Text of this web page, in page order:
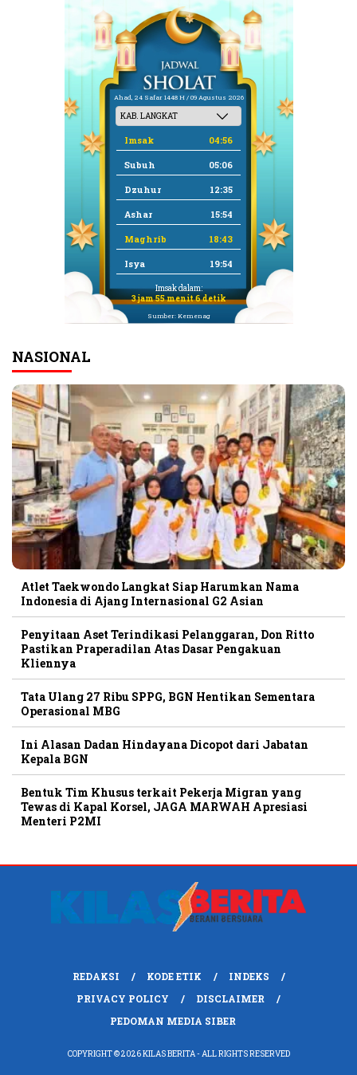
Ahad, 24 Safar 1448 H / 09 Agustus 2026
Imsak 04:56
Subuh 05:06
Dzuhur 12:35
Ashar 15:54
Maghrib 18:43
Isya 19:54
Imsak dalam:
3 jam 55 menit 6 detik
Sumber: Kemenag
NASIONAL
Atlet Taekwondo Langkat Siap Harumkan Nama
Indonesia di Ajang Internasional G2 Asian
Penyitaan Aset Terindikasi Pelanggaran, Don Ritto
Pastikan Praperadilan Atas Dasar Pengakuan
Kliennya
Tata Ulang 27 Ribu SPPG, BGN Hentikan Sementara
Operasional MBG
Ini Alasan Dadan Hindayana Dicopot dari Jabatan
Kepala BGN
Bentuk Tim Khusus terkait Pekerja Migran yang
Tewas di Kapal Korsel, JAGA MARWAH Apresiasi
Menteri P2MI
REDAKSI KODE ETIK
INDEKS
PRIVACY POLICY
DISCLAIMER
PEDOMAN MEDIA SIBER
COPYRIGHT © 2026 KILAS BERITA - ALL RIGHTS RESERVED